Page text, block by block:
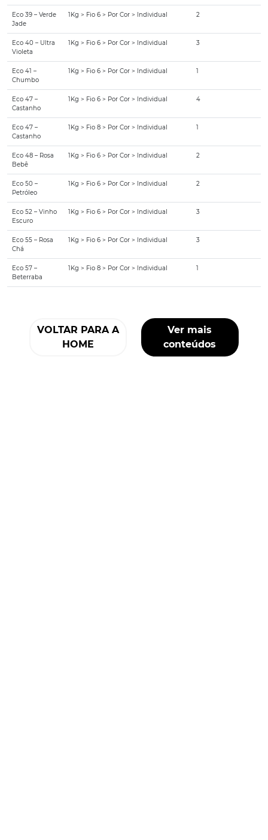
Eco 39 – Verde
Jade
1Kg > Fio 6 > Por Cor > Individual 2
Eco 40 – Ultra
Violeta
1Kg > Fio 6 > Por Cor > Individual 3
Eco 41 –
Chumbo
1Kg > Fio 6 > Por Cor > Individual 1
Eco 47 –
Castanho
1Kg > Fio 6 > Por Cor > Individual 4
Eco 47 –
Castanho
1Kg > Fio 8 > Por Cor > Individual 1
Eco 48 – Rosa
Bebê
1Kg > Fio 6 > Por Cor > Individual 2
Eco 50 –
Petróleo
1Kg > Fio 6 > Por Cor > Individual 2
Eco 52 – Vinho
Escuro
1Kg > Fio 6 > Por Cor > Individual 3
Eco 55 – Rosa
Chá
1Kg > Fio 6 > Por Cor > Individual 3
Eco 57 –
Beterraba
1Kg > Fio 8 > Por Cor > Individual 1
VOLTAR PARA A
HOME
Ver mais
conteúdos